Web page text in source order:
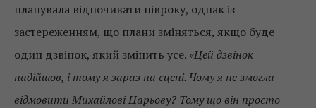
планувала відпочивати півроку, однак із
застереженням, що плани зміняться, якщо буде
один дзвінок, який змінить усе. «Цей дзвінок
надійшов, і тому я зараз на сцені. Чому я не змогла
відмовити Михайлові Царьову? Тому що він просто